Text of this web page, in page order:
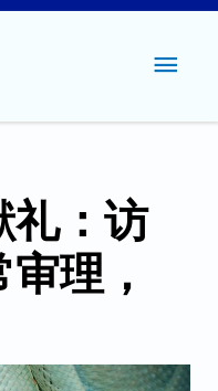
主
菜
礼：访
理，